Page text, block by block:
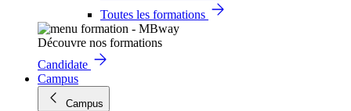
Toutes les formations
Découvre nos formations
Candidate
Campus
Campus